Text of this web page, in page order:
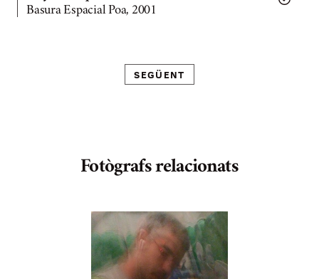
Basura Espacial Poa, 2001
SEGÜENT
Fotògrafs relacionats